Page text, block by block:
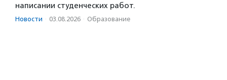
написании студенческих работ.
Новости · 03.08.2026 · Образование